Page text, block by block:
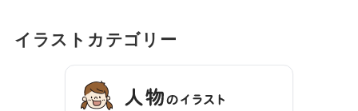
イラストカテゴリー